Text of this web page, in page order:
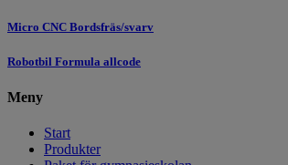
Micro CNC Bordsfräs/svarv
Robotbil Formula allcode
Meny
Start
Produkter